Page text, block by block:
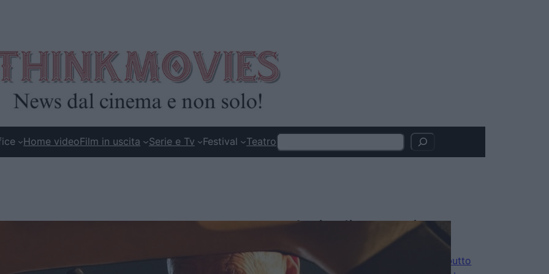
Home videoFilm in uscita Serie e Tv Festival TeatroSearch
Articoli recenti
Hokum, debutto